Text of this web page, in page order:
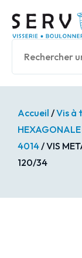
Accueil /Vis à
HEXAGONALE
4014/ VIS
120/34